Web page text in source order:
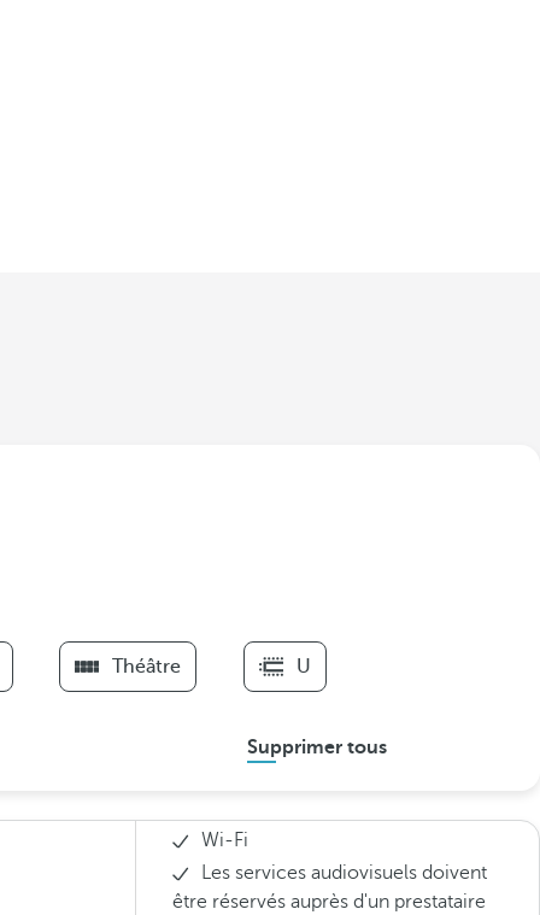
Théâtre U
Supprimer tous
Wi-Fi
Les services audiovisuels doivent
être réservés auprès d'un prestataire